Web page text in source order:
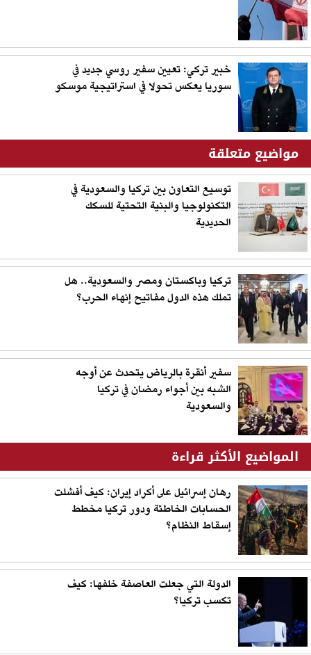
خبير تركي: تعيين سفير روسي جديد في
سوريا يعكس تحولا في استراتيجية موسكو
مواضيع متعلقة
توسيع التعاون بين تركيا والسعودية في
التكنولوجيا والبنية التحتية للسكك
الحديدية
تركيا وباكستان ومصر والسعودية.. هل
تملك هذه الدول مفاتيح إنهاء الحرب؟
سفير أنقرة بالرياض يتحدث عن أوجه
الشبه بين أجواء رمضان في تركيا
والسعودية
المواضيع الأكثر قراءة
رهان إسرائيل على أكراد إيران: كيف أفشلت
الحسابات الخاطئة ودور تركيا مخطط
إسقاط النظام؟
الدولة التي جعلت العاصفة خلفها: كيف
تكسب تركيا؟